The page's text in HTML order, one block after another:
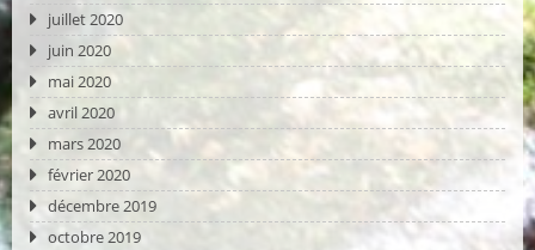
juillet 2020
juin 2020
mai 2020
avril 2020
mars 2020
février 2020
décembre 2019
octobre 2019